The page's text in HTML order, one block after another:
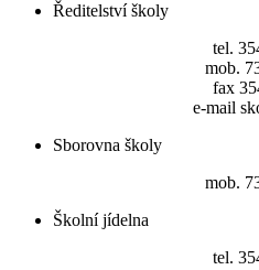
Ředitelství školy
tel.
mob.
fax
e-mail
Sborovna školy
mob.
Školní jídelna
tel.